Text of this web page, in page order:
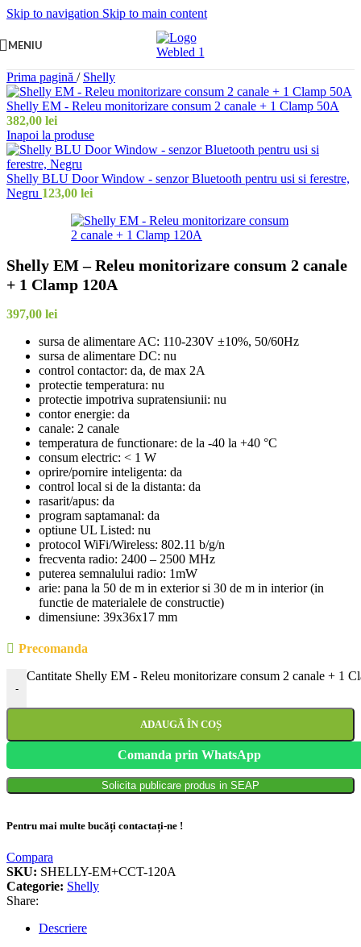
Skip to navigation Skip to main content
MENIU
Prima pagină / Shelly
Shelly EM - Releu monitorizare consum 2 canale + 1 Clamp 50A
382,00 lei
Inapoi la produse
Shelly BLU Door Window - senzor Bluetooth pentru usi si ferestre,
Negru 123,00 lei
Shelly EM – Releu monitorizare consum 2 canale
+ 1 Clamp 120A
397,00 lei
sursa de alimentare AC: 110-230V ±10%, 50/60Hz
sursa de alimentare DC: nu
control contactor: da, de max 2A
protectie temperatura: nu
protectie impotriva supratensiunii: nu
contor energie: da
canale: 2 canale
temperatura de functionare: de la -40 la +40 °C
consum electric: < 1 W
oprire/pornire inteligenta: da
control local si de la distanta: da
rasarit/apus: da
program saptamanal: da
optiune UL Listed: nu
protocol WiFi/Wireless: 802.11 b/g/n
frecventa radio: 2400 – 2500 MHz
puterea semnalului radio: 1mW
arie: pana la 50 de m in exterior si 30 de m in interior (in
functie de materialele de constructie)
dimensiune: 39x36x17 mm
Precomanda
-
Cantitate Shelly EM - Releu monitorizare consum 2 canale + 1
ADAUGĂ ÎN COȘ
Comanda prin WhatsApp
Solicita publicare produs in SEAP
Pentru mai multe bucăți contactați-ne !
Compara
SKU: SHELLY-EM+CCT-120A
Categorie: Shelly
Share:
Descriere